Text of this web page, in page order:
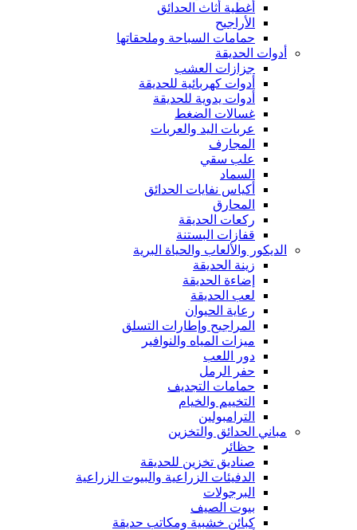
أغطية أثاث الحدائق
الأراجيح
حمامات السباحة وملحقاتها
أدوات الحديقة
جزازات العشب
أدوات كهربائية للحديقة
أدوات يدوية للحديقة
غسالات الضغط
عربات اليد والعربات
المجارف
علب سقي
السماد
أكياس نفايات الحدائق
المحارق
ركعات الحديقة
قفازات البستنة
الديكور والألعاب والحياة البرية
زينة الحديقة
إضاءة الحديقة
لعب الحديقة
رعاية الحيوان
المراجيح وإطارات التسلق
ميزات المياه والنوافير
دور اللعب
حفر الرمل
حمامات التجديف
التخييم والخيام
الترامبولين
مباني الحدائق والتخزين
حظائر
صناديق تخزين للحديقة
الدفيئات الزراعية والبيوت الزراعية
البرجولات
بيوت الصيف
كبائن خشبية ومكاتب حديقة